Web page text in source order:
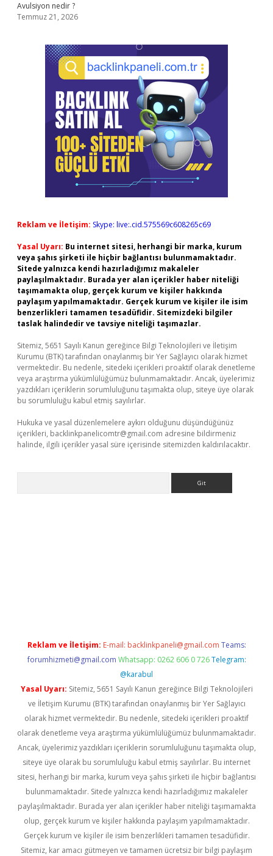
Avulsiyon nedir ?
Temmuz 21, 2026
Reklam ve İletişim: Skype: live:.cid.575569c608265c69
Yasal Uyarı: Bu internet sitesi, herhangi bir marka, kurum
veya şahıs şirketi ile hiçbir bağlantısı bulunmamaktadır.
Sitede yalnızca kendi hazırladığımız makaleler
paylaşılmaktadır. Burada yer alan içerikler haber niteliği
taşımamakta olup, gerçek kurum ve kişiler hakkında
paylaşım yapılmamaktadır. Gerçek kurum ve kişiler ile isim
benzerlikleri tamamen tesadüfidir. Sitemizdeki bilgiler
taslak halindedir ve tavsiye niteliği taşımazlar.
Sitemiz, 5651 Sayılı Kanun gereğince Bilgi Teknolojileri ve İletişim
Kurumu (BTK) tarafından onaylanmış bir Yer Sağlayıcı olarak hizmet
vermektedir. Bu nedenle, sitedeki içerikleri proaktif olarak denetleme
veya araştırma yükümlülüğümüz bulunmamaktadır. Ancak, üyelerimiz
yazdıkları içeriklerin sorumluluğunu taşımakta olup, siteye üye olarak
bu sorumluluğu kabul etmiş sayılırlar.
Hukuka ve yasal düzenlemelere aykırı olduğunu düşündüğünüz
içerikleri, backlinkpanelicomtr@gmail.com adresine bildirmeniz
halinde, ilgili içerikler yasal süre içerisinde sitemizden kaldırılacaktır.
Reklam ve İletişim: E-mail: backlinkpaneli@gmail.com Teams:
forumhizmeti@gmail.com Whatsapp: 0262 606 0 726 Telegram:
@karabul
Yasal Uyarı: Sitemiz, 5651 Sayılı Kanun gereğince Bilgi Teknolojileri
ve İletişim Kurumu (BTK) tarafından onaylanmış bir Yer Sağlayıcı
olarak hizmet vermektedir. Bu nedenle, sitedeki içerikleri proaktif
olarak denetleme veya araştırma yükümlülüğümüz bulunmamaktadır.
Ancak, üyelerimiz yazdıkları içeriklerin sorumluluğunu taşımakta olup,
siteye üye olarak bu sorumluluğu kabul etmiş sayılırlar. Bu internet
sitesi, herhangi bir marka, kurum veya şahıs şirketi ile hiçbir bağlantısı
bulunmamaktadır. Sitede yalnızca kendi hazırladığımız makaleler
paylaşılmaktadır. Burada yer alan içerikler haber niteliği taşımamakta
olup, gerçek kurum ve kişiler hakkında paylaşım yapılmamaktadır.
Gerçek kurum ve kişiler ile isim benzerlikleri tamamen tesadüfidir.
Sitemiz, kar amacı gütmeyen ve tamamen ücretsiz bir bilgi paylaşım